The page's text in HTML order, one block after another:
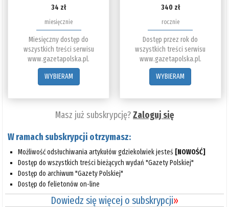
34 zł
miesięcznie
Miesięczny dostęp do
wszystkich treści serwisu
www.gazetapolska.pl.
WYBIERAM
340 zł
rocznie
Dostęp przez rok do
wszystkich treści serwisu
www.gazetapolska.pl.
WYBIERAM
Masz już subskrypcję?Zaloguj się
W ramach subskrypcji otrzymasz:
Możliwość odsłuchiwania artykułów gdziekolwiek jesteś [NOWOŚĆ]
Dostęp do wszystkich treści bieżących wydań "Gazety Polskiej"
Dostęp do archiwum "Gazety Polskiej"
Dostęp do felietonów on-line
Dowiedz się więcej o subskrypcji»